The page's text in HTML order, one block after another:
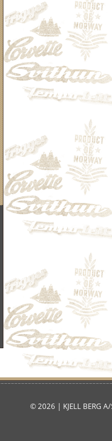
© 2026 | KJELL BERG